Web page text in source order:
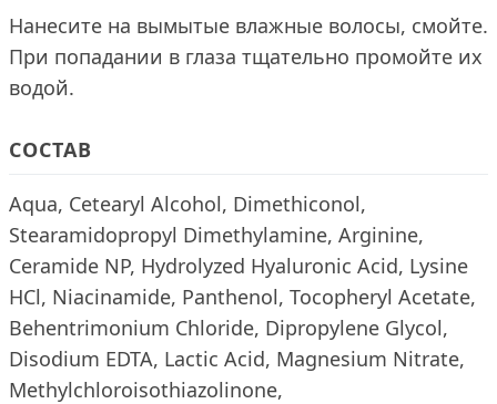
Нанесите на вымытые влажные волосы, смойте.
При попадании в глаза тщательно промойте их
водой.
СОСТАВ
Aqua, Cetearyl Alcohol, Dimethiconol,
Stearamidopropyl Dimethylamine, Arginine,
Ceramide NP, Hydrolyzed Hyaluronic Acid, Lysine
HCl, Niacinamide, Panthenol, Tocopheryl Acetate,
Behentrimonium Chloride, Dipropylene Glycol,
Disodium EDTA, Lactic Acid, Magnesium Nitrate,
Methylchloroisothiazolinone,